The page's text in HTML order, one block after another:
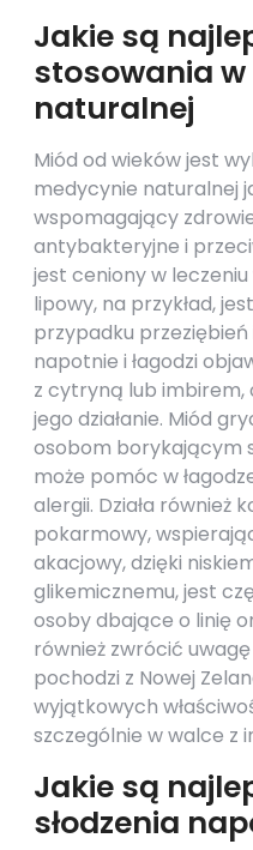
Jakie są
stosowania
naturalnej
Miód od wieków jest
medycynie naturalnej
wspomagający
antybakteryjne i
jest ceniony w
lipowy, na przykład,
przypadku przeziębień
napotnie i łagodzi
z cytryną lub
jego działanie. Miód
osobom borykającym
może pomóc w
alergii. Działa również
pokarmowy,
akacjowy, dzięki
glikemicznemu, jest
osoby dbające o linię
również zwrócić
pochodzi z Nowej
wyjątkowych
szczególnie w walce z
Jakie są
słodzenia